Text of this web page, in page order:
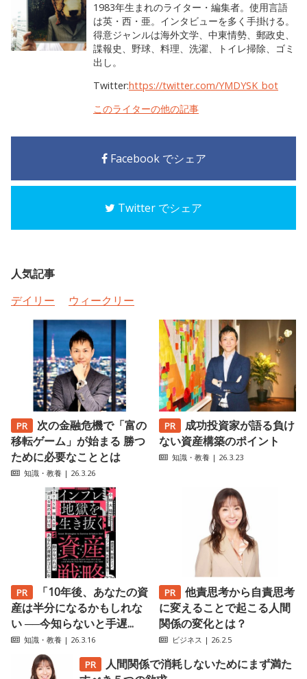
1983年生まれのライター・編集者。使用言語
は英・西・亜。インタビューを多く手掛ける。
得意ジャンルは海外文学、中東情勢、郵政史、
諜報史、野球、料理、洗濯、トイレ掃除、ゴミ
出し。
Twitter:https://twitter.com/YMDYSK_bot
このライターの他の記事
Facebook でシェア
Twitter でシェア
人気記事
デイリー
ウィークリー
次の金融危機で「富の
移転ゲーム」が始まる 勝つ
ために必要なこととは
知識・教養 | 26.3.26
成功投資家が語る負け
ない資産構築のポイント
知識・教養 | 26.3.23
「10年後、あなたの資
産は半分になるかもしれな
い ──今知らないと手遅...
知識・教養 | 26.3.16
他責思考から自責思考
に変えることで起こる人間
関係の変化とは？
ビジネス | 26.2.5
人間関係で消耗しないためにまず満た